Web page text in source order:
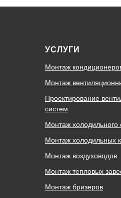
УСЛУГИ
Монтаж
Монтаж
Проектирование
систем
Монтаж холодильного
Монтаж холодильных
Монтаж воздуховодов
Монтаж тепловых
Монтаж бризеров